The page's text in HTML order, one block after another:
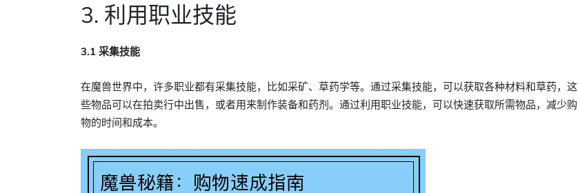
3. 利用职业技能
3.1 采集技能
在魔兽世界中，许多职业都有采集技能，比如采矿、草药学等。通过采集技能，可以获取各种材料和草药，这
些物品可以在拍卖行中出售，或者用来制作装备和药剂。通过利用职业技能，可以快速获取所需物品，减少购
物的时间和成本。